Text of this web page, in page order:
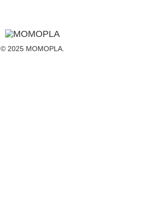
© 2025 MOMOPLA.